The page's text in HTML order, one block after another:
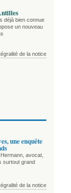
déjà bien connue
un nouveau
de la notice
une enquête
avocat,
surtout grand
de la notice